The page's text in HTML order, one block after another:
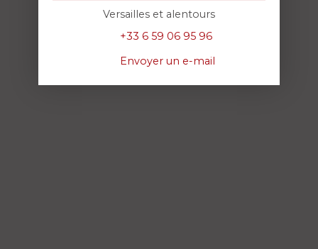
Versailles et alentours
+33 6 59 06 95 96
Envoyer un e-mail